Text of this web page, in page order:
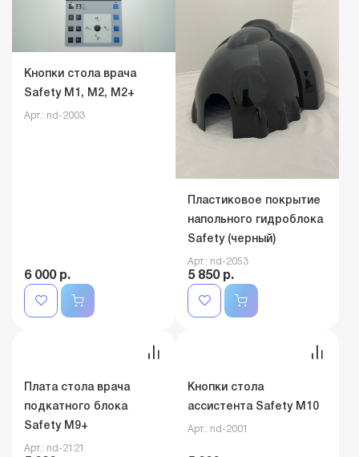
напольного гидроблока
Арт.: nd-2053